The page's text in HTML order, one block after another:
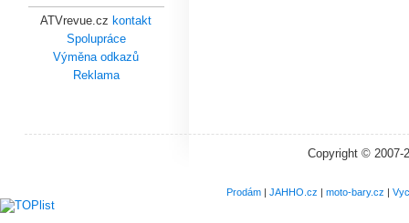
ATVrevue.cz kontakt
Spolupráce
Výměna odkazů
Reklama
Copyright © 2007-
Prodám| JAHHO.cz | moto-bary.cz |